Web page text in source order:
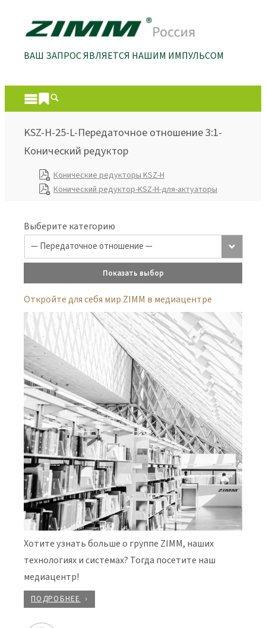
ВАШ ЗАПРОС ЯВЛЯЕТСЯ НАШИМ ИМПУЛЬСОМ
KSZ-H-25-L-Передаточное отношение 3:1-
Конический редуктор
Конические редукторы KSZ-H
Конический редуктор-KSZ-H-для-актуаторы
Выберите категорию
Показать выбор
Откройте для себя мир ZIMM в медиацентре
Хотите узнать больше о группе ZIMM, наших
технологиях и системах? Тогда посетите наш
медиацентр!
ПОДРОБНЕЕ